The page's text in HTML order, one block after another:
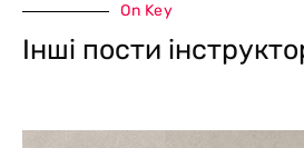
On Key
Інші пости